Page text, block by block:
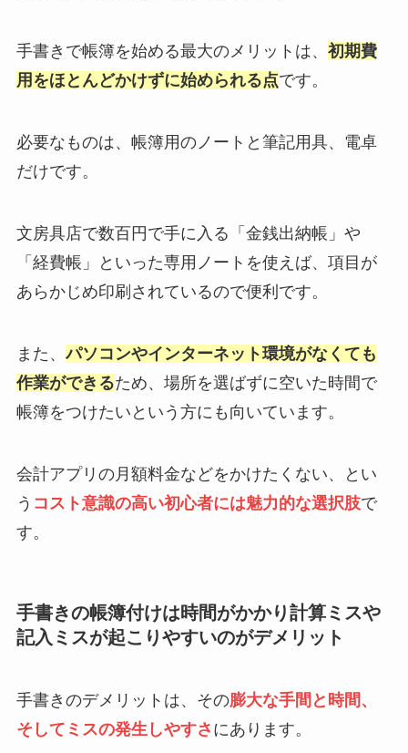
手書きで帳簿を始める最大のメリットは、 初期費
用をほとんどかけずに始められる点です。
必要なものは、帳簿用のノートと筆記用具、電卓
だけです。
文房具店で数百円で手に入る「金銭出納帳」や
「経費帳」といった専用ノートを使えば、項目が
あらかじめ印刷されているので便利です。
また、パソコンやインターネット環境がなくても
作業ができるため、場所を選ばずに空いた時間で
帳簿をつけたいという方にも向いています。
会計アプリの月額料金などをかけたくない、とい
う コスト意識の高い初心者には魅力的な選択肢で
す。
手書きの帳簿付けは時間がかかり計算ミスや
記入ミスが起こりやすいのがデメリット
手書きのデメリットは、その膨大な手間と時間、
そしてミスの発生しやすさ にあります。